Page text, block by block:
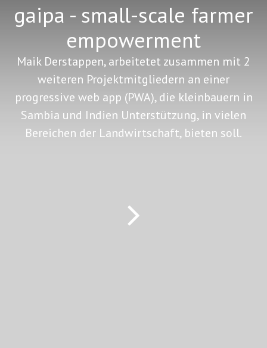
gaipa - small-scale farmer
empowerment
Maik Derstappen, arbeitetet zusammen mit 2
weiteren Projektmitgliedern an einer
progressive web app (PWA), die kleinbauern in
Sambia und Indien Unterstützung, in vielen
Bereichen der Landwirtschaft, bieten soll.